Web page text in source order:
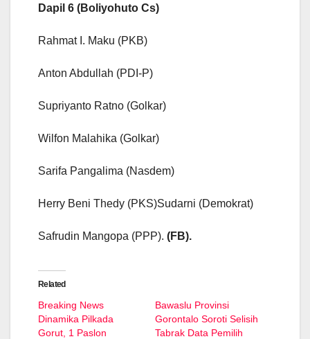
Dapil 6 (Boliyohuto Cs)
Rahmat I. Maku (PKB)
Anton Abdullah (PDI-P)
Supriyanto Ratno (Golkar)
Wilfon Malahika (Golkar)
Sarifa Pangalima (Nasdem)
Herry Beni Thedy (PKS)Sudarni (Demokrat)
Safrudin Mangopa (PPP). (FB).
Related
Breaking News
Dinamika Pilkada
Gorut, 1 Paslon
Bawaslu Provinsi
Gorontalo Soroti Selisih
Tabrak Data Pemilih